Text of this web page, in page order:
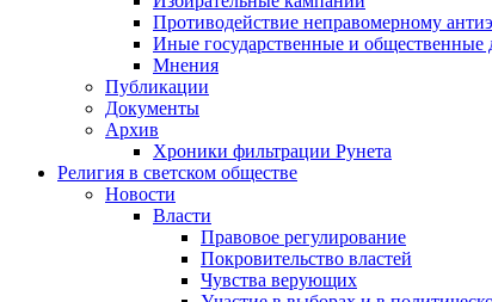
Противодействие неправомерному
Иные государственные и общественные
Мнения
Публикации
Документы
Архив
Хроники фильтрации Рунета
Религия в светском обществе
Новости
Власти
Правовое регулирование
Покровительство властей
Чувства верующих